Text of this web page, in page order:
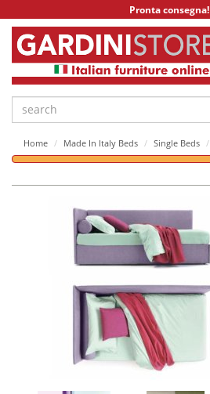
Pronta consegna!
Home Made In Italy Beds Single Beds